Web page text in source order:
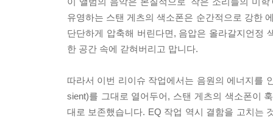
유영하는 스탠 게츠의 색소폰은 순간적으로 강한
단단하게 압축해 버린다면, 음압은 올라갈지언정
한 공간 속에 갇혀버리고 맙니다.
따라서 이번 리이슈 작업에서는 음원의 에너지를
sient)를 그대로 열어두어, 스탠 게츠의 색소폰이
대로 보존했습니다. EQ 작업 역시 결함을 고치는